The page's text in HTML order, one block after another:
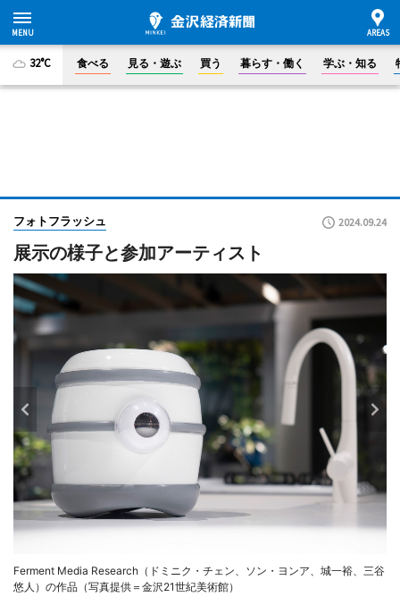
32°C 食べる 見る・遊ぶ 買う 暮らす・働く 学ぶ・知る
フォトフラッシュ 2024.09.24
展示の様子と参加アーティスト
Ferment Media Research（ドミニク・チェン、ソン・ヨンア、城一裕、三谷
悠人）の作品（写真提供＝金沢21世紀美術館）